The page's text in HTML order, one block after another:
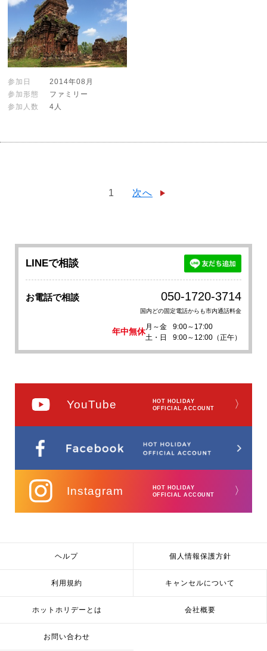
参加日
2014年08月
参加形態
ファミリー
参加人数
4人
1 次へ
LINEで相談
お電話で相談 050-1720-3714
国内どの固定電話からも市内通話料金
年中無休
月～金
9:00～17:00
土・日
9:00～12:00（正午）
YouTube
HOT HOLIDAY
OFFICIAL ACCOUNT
〉
Instagram
HOT HOLIDAY
OFFICIAL ACCOUNT
〉
ヘルプ 個人情報保護方針
利用規約 キャンセルについて
ホットホリデーとは 会社概要
お問い合わせ